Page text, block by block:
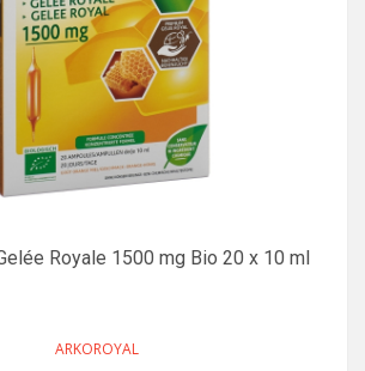
Royale 1500 mg Bio 20 x 10 ml
ARKOROYAL